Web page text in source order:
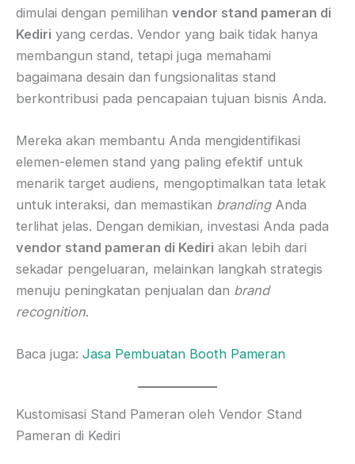
dimulai dengan pemilihan vendor stand pameran di
Kediri yang cerdas. Vendor yang baik tidak hanya
membangun stand, tetapi juga memahami
bagaimana desain dan fungsionalitas stand
berkontribusi pada pencapaian tujuan bisnis Anda.
Mereka akan membantu Anda mengidentifikasi
elemen-elemen stand yang paling efektif untuk
menarik target audiens, mengoptimalkan tata letak
untuk interaksi, dan memastikan brandingAnda
terlihat jelas. Dengan demikian, investasi Anda pada
vendor stand pameran di Kediri akan lebih dari
sekadar pengeluaran, melainkan langkah strategis
menuju peningkatan penjualan dan brand
recognition.
Baca juga: Jasa Pembuatan Booth Pameran
Kustomisasi Stand Pameran oleh Vendor Stand
Pameran di Kediri